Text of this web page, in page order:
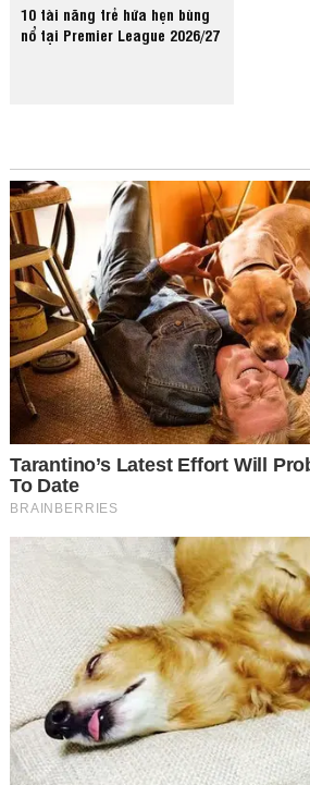
10 tài năng trẻ hứa hẹn bùng
nổ tại Premier League 2026/27